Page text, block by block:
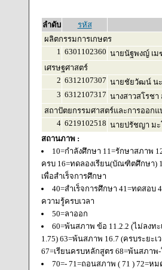
ลำดับ
รหัส
ผลิตกรรมการเกษตร
1 6301102360 นายนัฐพงญ์ เ
เศรษฐศาสตร์
2 6312107307 นายชัยวัฒน์ น
3 6312107317 นางสาวสโรชา
สถาปัตยกรรมศาสตร์และการออก
4 6219102518 นายปรัชญา ม
สถานภาพ :
10=กำลังศึกษา 11=รักษาสภาพ
ครบ 16=ทดลองเรียน(บัณฑิตศึกษา)
เพื่อสำเร็จการศึกษา
40=สำเร็จการศึกษา 41=ทดสอบ
ความรู้ครบเวลา
50=ลาออก
60=พ้นสภาพ ข้อ 11.2.2 (ไม่ลงท
1.75) 63=พ้นสภาพ 16.7 (ครบระยะ
67=เรียนครบหลักสูตร 68=พ้นสภา
70=- 71=ถอนสภาพ ( 71 ) 72=